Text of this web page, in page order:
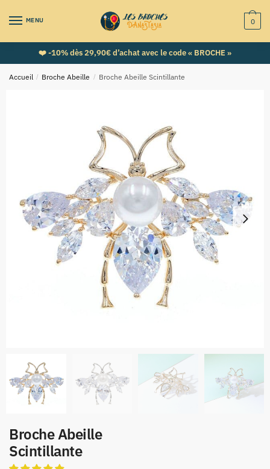
MENU 0
❤️ -10% dès 29,90€ d’achat avec le code « BROCHE »
Accueil / Broche Abeille / Broche Abeille Scintillante
Broche Abeille
Scintillante